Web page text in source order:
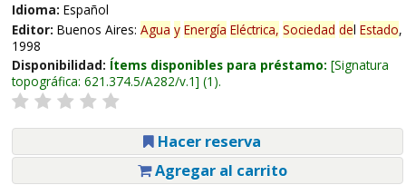
Idioma: Español
Editor: Buenos Aires: Agua y Energía Eléctrica, Sociedad del Estado,
1998
Disponibilidad: Ítems disponibles para préstamo: Signatura
topográfica: 621.374.5/A282/v.1 (1).
Hacer reserva
Agregar al carrito